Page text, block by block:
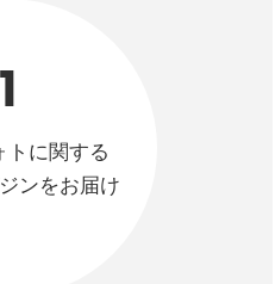
1
トに関する
ンをお届け